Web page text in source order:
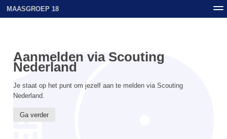
MAASGROEP 18
Aanmelden via Scouting
Nederland
Je staat op het punt om jezelf aan te melden via Scouting
Nederland.
Ga verder